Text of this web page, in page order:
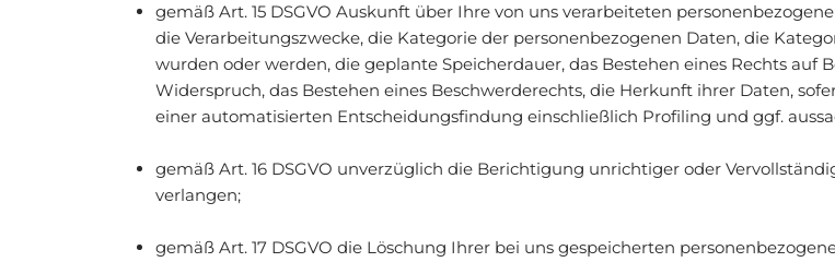
gemäß Art. 15 DSGVO Auskunft über Ihre von uns verarbeiteten
die Verarbeitungszwecke, die Kategorie der personenbezogenen Daten, die
wurden oder werden, die geplante Speicherdauer, das Bestehen eines Rechts
Widerspruch, das Bestehen eines Beschwerderechts, die Herkunft ihrer Daten,
einer automatisierten Entscheidungsfindung einschließlich Profiling und ggf.
gemäß Art. 16 DSGVO unverzüglich die Berichtigung unrichtiger oder
verlangen;
gemäß Art. 17 DSGVO die Löschung Ihrer bei uns gespeicherten